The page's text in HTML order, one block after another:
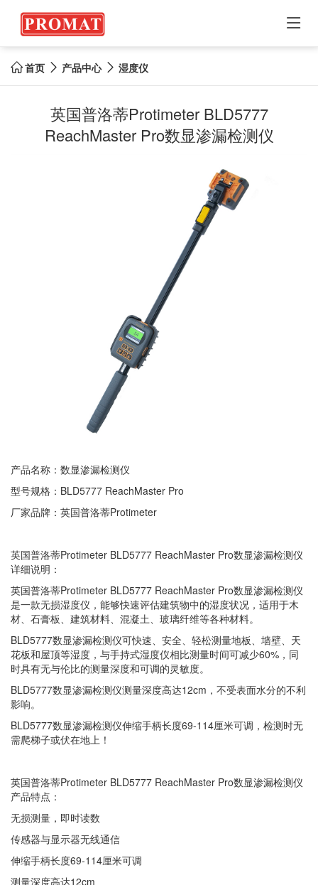

 首页  产品中心  湿度仪
英国普洛蒂Protimeter BLD5777
ReachMaster Pro数显渗漏检测仪
产品名称：数显渗漏检测仪
型号规格：BLD5777 ReachMaster Pro
厂家品牌：英国普洛蒂Protimeter
英国普洛蒂Protimeter BLD5777 ReachMaster Pro数显渗漏检测仪
详细说明：
英国普洛蒂Protimeter BLD5777 ReachMaster Pro数显渗漏检测仪
是一款无损湿度仪，能够快速评估建筑物中的湿度状况，适用于木
材、石膏板、建筑材料、混凝土、玻璃纤维等各种材料。
BLD5777数显渗漏检测仪可快速、安全、轻松测量地板、墙壁、天
花板和屋顶等湿度，与手持式湿度仪相比测量时间可减少60%，同
时具有无与伦比的测量深度和可调的灵敏度。
BLD5777数显渗漏检测仪测量深度高达12cm，不受表面水分的不利
影响。
BLD5777数显渗漏检测仪伸缩手柄长度69-114厘米可调，检测时无
需爬梯子或伏在地上！
英国普洛蒂Protimeter BLD5777 ReachMaster Pro数显渗漏检测仪
产品特点：
无损测量，即时读数
传感器与显示器无线通信
伸缩手柄长度69-114厘米可调
测量深度高达12cm